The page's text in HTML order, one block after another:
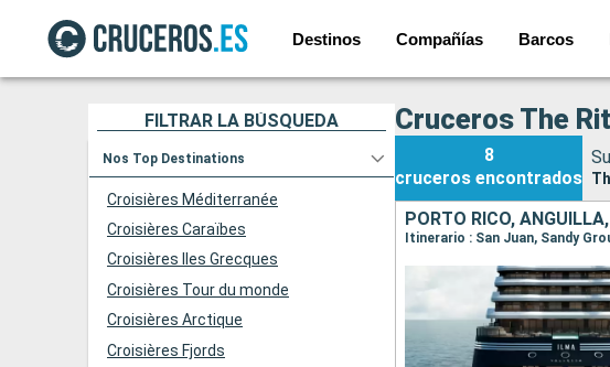
Destinos Compañías Barcos
FILTRAR LA BÚSQUEDA
Nos Top Destinations
Croisières Méditerranée
Croisières Caraïbes
Croisières Iles Grecques
Croisières Tour du monde
Croisières Arctique
Croisières Fjords
Cruceros The
8
cruceros encontrados
PORTO RICO,
Itinerario : San Juan, Sandy